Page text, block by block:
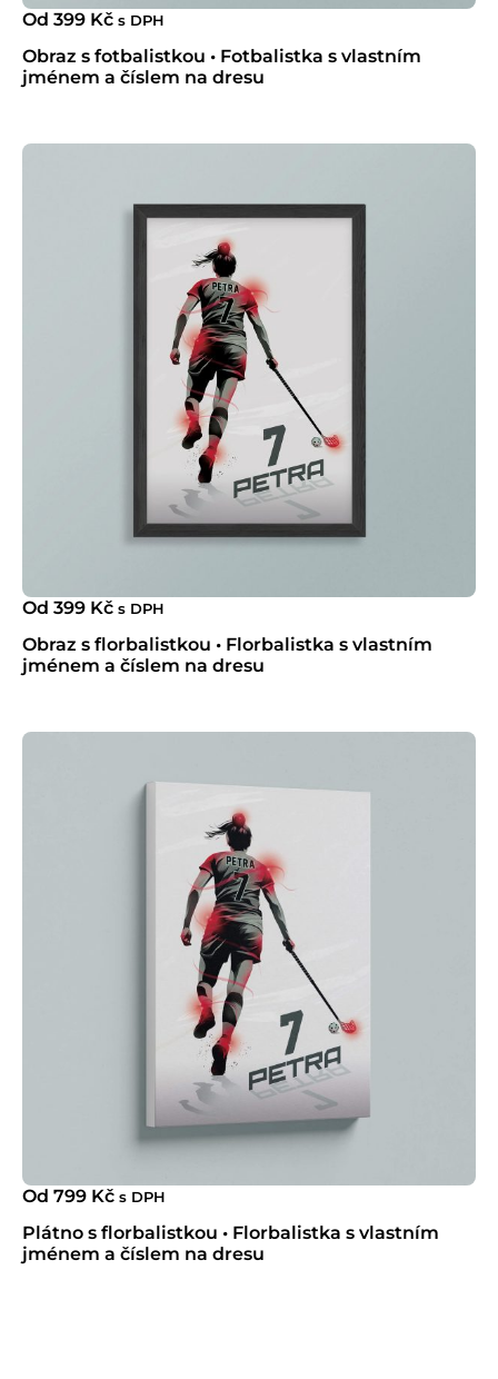
Od 399 Kč s DPH
Obraz s fotbalistkou • Fotbalistka s vlastním
jménem a číslem na dresu
Od 399 Kč s DPH
Obraz s florbalistkou • Florbalistka s vlastním
jménem a číslem na dresu
Od 799 Kč s DPH
Plátno s florbalistkou • Florbalistka s vlastním
jménem a číslem na dresu